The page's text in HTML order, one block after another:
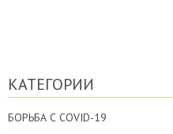
КАТЕГОРИИ
БОРЬБА С COVID-19